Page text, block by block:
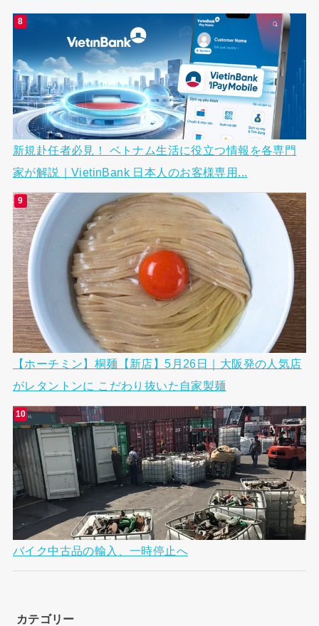
新規赴任者必見！ ベトナム生活に役立つ情報を各専門
家が解説｜VietinBank 日本人のお客様専用...
【ホーチミン】桐麺【新店】5月26日｜大阪発の人気店
がレタントンに こだわり抜いた自家製麺
バイク中古品の輸入、一時停止へ
カテゴリー